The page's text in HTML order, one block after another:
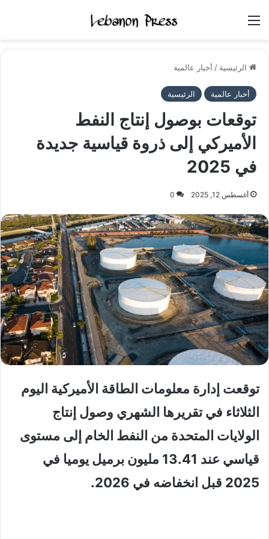
الرئيسية / أخبار عالمية
أخبار عالمية الرئيسية
توقعات بوصول إنتاج النفط
الأميركي إلى ذروة قياسية جديدة
في 2025
أغسطس 12, 2025 0
توقعت إدارة معلومات الطاقة الأميركية اليوم
الثلاثاء في تقريرها الشهري وصول إنتاج
الولايات المتحدة من النفط الخام إلى مستوى
قياسي عند 13.41 مليون برميل يوميا في
2025 قبل انخفاضه في 2026.